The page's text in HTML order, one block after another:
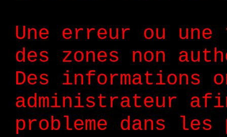
Une erreur ou
des zones non
Des informations
administrateur
probleme dans